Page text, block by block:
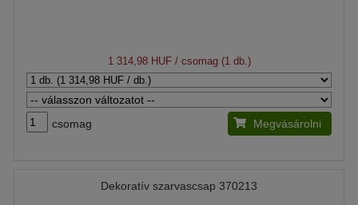
1 314,98 HUF/ csomag (1 db.)
csomag Megvásárolni
Dekoratív szarvascsap 370213